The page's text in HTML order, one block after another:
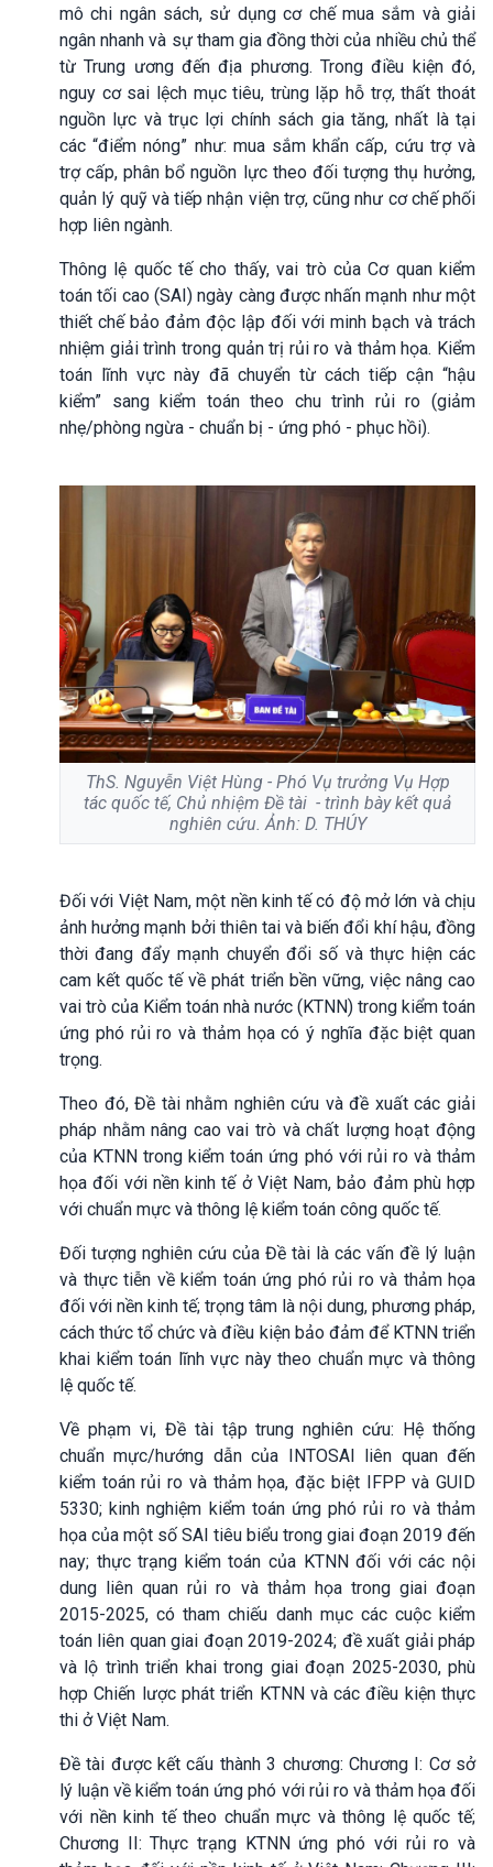
mô chi ngân sách, sử dụng cơ chế mua sắm và giải
ngân nhanh và sự tham gia đồng thời của nhiều chủ thể
từ Trung ương đến địa phương. Trong điều kiện đó,
nguy cơ sai lệch mục tiêu, trùng lặp hỗ trợ, thất thoát
nguồn lực và trục lợi chính sách gia tăng, nhất là tại
các “điểm nóng” như: mua sắm khẩn cấp, cứu trợ và
trợ cấp, phân bổ nguồn lực theo đối tượng thụ hưởng,
quản lý quỹ và tiếp nhận viện trợ, cũng như cơ chế phối
hợp liên ngành.
Thông lệ quốc tế cho thấy, vai trò của Cơ quan kiểm
toán tối cao (SAI) ngày càng được nhấn mạnh như một
thiết chế bảo đảm độc lập đối với minh bạch và trách
nhiệm giải trình trong quản trị rủi ro và thảm họa. Kiểm
toán lĩnh vực này đã chuyển từ cách tiếp cận “hậu
kiểm” sang kiểm toán theo chu trình rủi ro (giảm
nhẹ/phòng ngừa - chuẩn bị - ứng phó - phục hồi).
ThS. Nguyễn Việt Hùng - Phó Vụ trưởng Vụ Hợp
tác quốc tế, Chủ nhiệm Đề tài - trình bày kết quả
nghiên cứu. Ảnh: D. THÚY
Đối với Việt Nam, một nền kinh tế có độ mở lớn và chịu
ảnh hưởng mạnh bởi thiên tai và biến đổi khí hậu, đồng
thời đang đẩy mạnh chuyển đổi số và thực hiện các
cam kết quốc tế về phát triển bền vững, việc nâng cao
vai trò của Kiểm toán nhà nước (KTNN) trong kiểm toán
ứng phó rủi ro và thảm họa có ý nghĩa đặc biệt quan
trọng.
Theo đó, Đề tài nhằm nghiên cứu và đề xuất các giải
pháp nhằm nâng cao vai trò và chất lượng hoạt động
của KTNN trong kiểm toán ứng phó với rủi ro và thảm
họa đối với nền kinh tế ở Việt Nam, bảo đảm phù hợp
với chuẩn mực và thông lệ kiểm toán công quốc tế.
Đối tượng nghiên cứu của Đề tài là các vấn đề lý luận
và thực tiễn về kiểm toán ứng phó rủi ro và thảm họa
đối với nền kinh tế; trọng tâm là nội dung, phương pháp,
cách thức tổ chức và điều kiện bảo đảm để KTNN triển
khai kiểm toán lĩnh vực này theo chuẩn mực và thông
lệ quốc tế.
Về phạm vi, Đề tài tập trung nghiên cứu: Hệ thống
chuẩn mực/hướng dẫn của INTOSAI liên quan đến
kiểm toán rủi ro và thảm họa, đặc biệt IFPP và GUID
5330; kinh nghiệm kiểm toán ứng phó rủi ro và thảm
họa của một số SAI tiêu biểu trong giai đoạn 2019 đến
nay; thực trạng kiểm toán của KTNN đối với các nội
dung liên quan rủi ro và thảm họa trong giai đoạn
2015-2025, có tham chiếu danh mục các cuộc kiểm
toán liên quan giai đoạn 2019-2024; đề xuất giải pháp
và lộ trình triển khai trong giai đoạn 2025-2030, phù
hợp Chiến lược phát triển KTNN và các điều kiện thực
thi ở Việt Nam.
Đề tài được kết cấu thành 3 chương: Chương I: Cơ sở
lý luận về kiểm toán ứng phó với rủi ro và thảm họa đối
với nền kinh tế theo chuẩn mực và thông lệ quốc tế;
Chương II: Thực trạng KTNN ứng phó với rủi ro và